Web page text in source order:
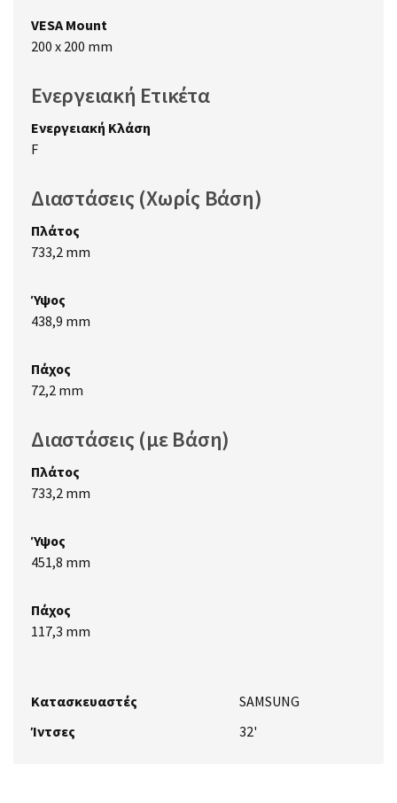
VESA Mount
200 x 200 mm
Ενεργειακή Ετικέτα
Ενεργειακή Κλάση
F
Διαστάσεις (Χωρίς Βάση)
Πλάτος
733,2 mm
Ύψος
438,9 mm
Πάχος
72,2 mm
Διαστάσεις (με Βάση)
Πλάτος
733,2 mm
Ύψος
451,8 mm
Πάχος
117,3 mm
Κατασκευαστές
SAMSUNG
Ίντσες
32'